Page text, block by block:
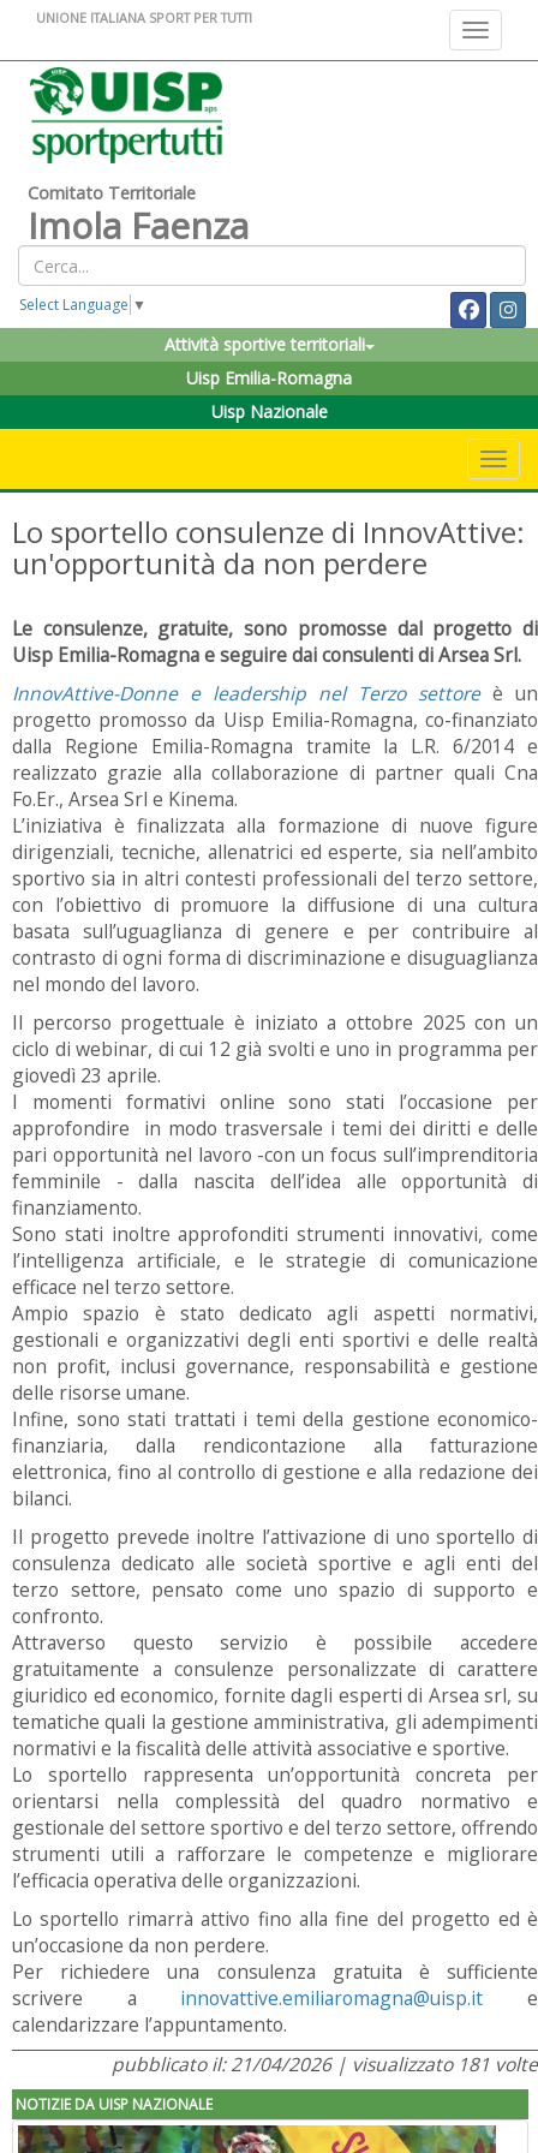
Toggle
UNIONE ITALIANA SPORT PER TUTTI
Comitato Territoriale
Imola Faenza
Select Language ▼
Attività sportive territoriali
Uisp Emilia-Romagna
Uisp Nazionale
Lo sportello consulenze di InnovAttive:
un'opportunità da non perdere
Le consulenze, gratuite, sono promosse dal progetto di
Uisp Emilia-Romagna e seguire dai consulenti di Arsea Srl.
InnovAttive-Donne e leadership nel Terzo settoreè un
progetto promosso da Uisp Emilia-Romagna, co-finanziato
dalla Regione Emilia-Romagna tramite la L.R. 6/2014 e
realizzato grazie alla collaborazione di partner quali Cna
Fo.Er., Arsea Srl e Kinema.
L’iniziativa è finalizzata alla formazione di nuove figure
dirigenziali, tecniche, allenatrici ed esperte, sia nell’ambito
sportivo sia in altri contesti professionali del terzo settore,
con l’obiettivo di promuore la diffusione di una cultura
basata sull’uguaglianza di genere e per contribuire al
contrasto di ogni forma di discriminazione e disuguaglianza
nel mondo del lavoro.
Il percorso progettuale è iniziato a ottobre 2025 con un
ciclo di webinar, di cui 12 già svolti e uno in programma per
giovedì 23 aprile.
I momenti formativi online sono stati l’occasione per
approfondire in modo trasversale i temi dei diritti e delle
pari opportunità nel lavoro -con un focus sull’imprenditoria
femminile - dalla nascita dell’idea alle opportunità di
finanziamento.
Sono stati inoltre approfonditi strumenti innovativi, come
l’intelligenza artificiale, e le strategie di comunicazione
efficace nel terzo settore.
Ampio spazio è stato dedicato agli aspetti normativi,
gestionali e organizzativi degli enti sportivi e delle realtà
non profit, inclusi governance, responsabilità e gestione
delle risorse umane.
Infine, sono stati trattati i temi della gestione economico-
finanziaria, dalla rendicontazione alla fatturazione
elettronica, fino al controllo di gestione e alla redazione dei
bilanci.
Il progetto prevede inoltre l’attivazione di uno sportello di
consulenza dedicato alle società sportive e agli enti del
terzo settore, pensato come uno spazio di supporto e
confronto.
Attraverso questo servizio è possibile accedere
gratuitamente a consulenze personalizzate di carattere
giuridico ed economico, fornite dagli esperti di Arsea srl, su
tematiche quali la gestione amministrativa, gli adempimenti
normativi e la fiscalità delle attività associative e sportive.
Lo sportello rappresenta un’opportunità concreta per
orientarsi nella complessità del quadro normativo e
gestionale del settore sportivo e del terzo settore, offrendo
strumenti utili a rafforzare le competenze e migliorare
l’efficacia operativa delle organizzazioni.
Lo sportello rimarrà attivo fino alla fine del progetto ed è
un’occasione da non perdere.
Per richiedere una consulenza gratuita è sufficiente
scrivere a innovattive.emiliaromagna@uisp.it e
calendarizzare l’appuntamento.
pubblicato il: 21/04/2026 | visualizzato 181 volte
NOTIZIE DA UISP NAZIONALE